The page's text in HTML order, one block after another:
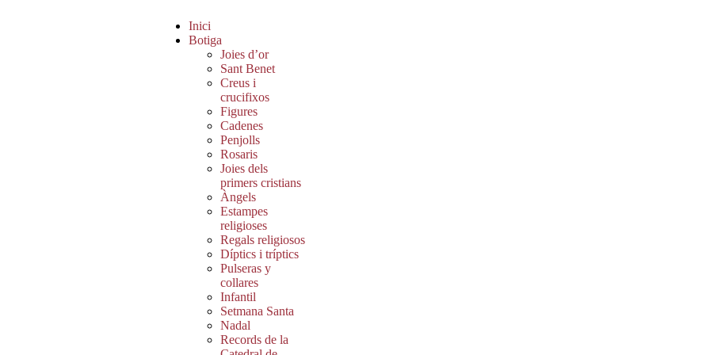
Inici
Botiga
Joies d’or
Sant Benet
Creus i
crucifixos
Figures
Cadenes
Penjolls
Rosaris
Joies dels
primers cristians
Àngels
Estampes
religioses
Regals religiosos
Díptics i tríptics
Pulseras y
collares
Infantil
Setmana Santa
Nadal
Records de la